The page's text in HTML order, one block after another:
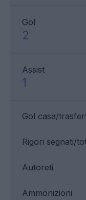
Gol
2
Assist
1
Gol casa/
Ammonizioni
Rigori segnati/
Autoreti